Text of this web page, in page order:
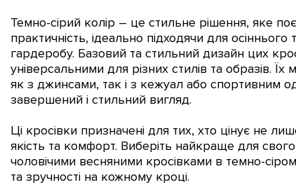
Темно-сірий колір – це стильне рішення, яке
практичність, ідеально підходячи для осіннього
гардеробу. Базовий та стильний дизайн цих
універсальними для різних стилів та образів.
як з джинсами, так і з кежуал або спортивним
завершений і стильний вигляд.
Ці кросівки призначені для тих, хто цінує не
якість та комфорт. Виберіть найкраще для
чоловічими весняними кросівками в темно-
та зручності на кожному кроці.